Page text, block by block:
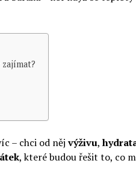
– chci od nějvýživu,
, které budou řešit to, co